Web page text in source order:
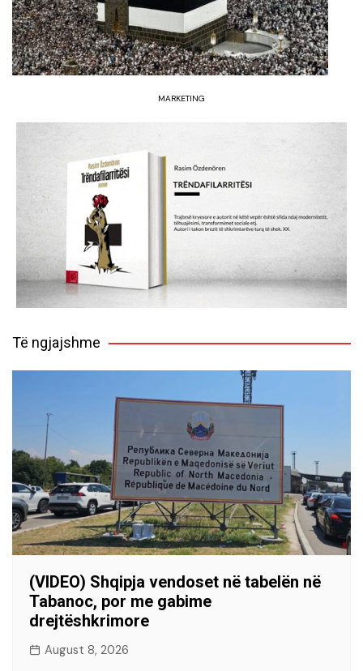
MARKETING
Të ngjajshme
(VIDEO) Shqipja vendoset në tabelën në
Tabanoc, por me gabime
drejtëshkrimore
August 8, 2026